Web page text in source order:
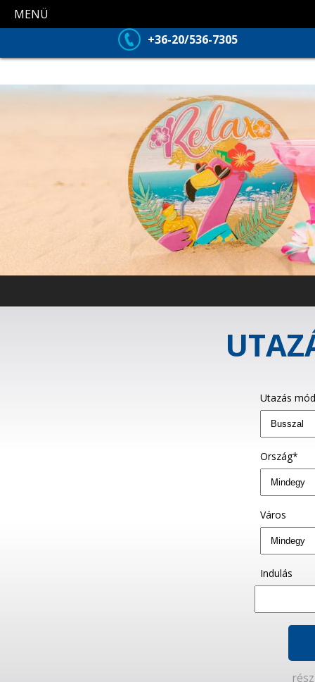
MENÜ
+36-20/536-7305
Utazás
Ország*
Város
Indulás